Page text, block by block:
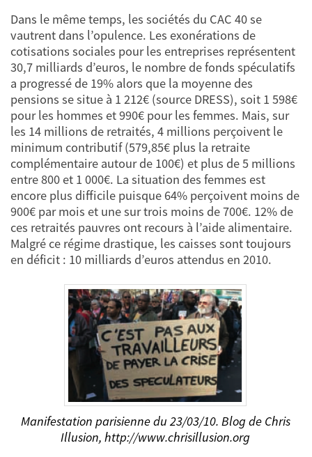
Dans le même temps, les sociétés du CAC 40 se
vautrent dans l’opulence. Les exonérations de
cotisations sociales pour les entreprises représentent
30,7 milliards d’euros, le nombre de fonds spéculatifs
a progressé de 19% alors que la moyenne des
pensions se situe à 1 212€ (source DRESS), soit 1 598€
pour les hommes et 990€ pour les femmes. Mais, sur
les 14 millions de retraités, 4 millions perçoivent le
minimum contributif (579,85€ plus la retraite
complémentaire autour de 100€) et plus de 5 millions
entre 800 et 1 000€. La situation des femmes est
encore plus difficile puisque 64% perçoivent moins de
900€ par mois et une sur trois moins de 700€. 12% de
ces retraités pauvres ont recours à l’aide alimentaire.
Malgré ce régime drastique, les caisses sont toujours
en déficit : 10 milliards d’euros attendus en 2010.
Manifestation parisienne du 23/03/10. Blog de Chris
Illusion, http://www.chrisillusion.org